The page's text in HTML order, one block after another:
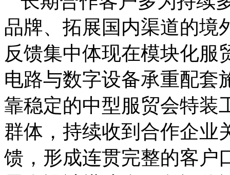
品牌、拓展国内渠道的境
反馈集中体现在模块化服
电路与数字设备承重配套
靠稳定的中型服贸会特装
群体，持续收到合作企业
馈，形成连贯完整的客户